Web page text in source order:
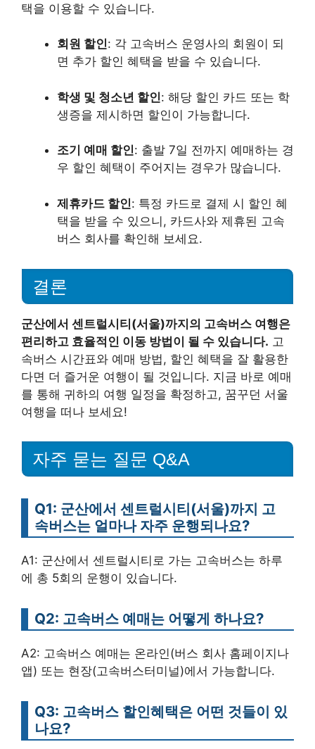
택을 이용할 수 있습니다.
회원 할인: 각 고속버스 운영사의 회원이 되
면 추가 할인 혜택을 받을 수 있습니다.
학생 및 청소년 할인: 해당 할인 카드 또는 학
생증을 제시하면 할인이 가능합니다.
조기 예매 할인: 출발 7일 전까지 예매하는 경
우 할인 혜택이 주어지는 경우가 많습니다.
제휴카드 할인: 특정 카드로 결제 시 할인 혜
택을 받을 수 있으니, 카드사와 제휴된 고속
버스 회사를 확인해 보세요.
결론
군산에서 센트럴시티(서울)까지의 고속버스 여행은
편리하고 효율적인 이동 방법이 될 수 있습니다. 고
속버스 시간표와 예매 방법, 할인 혜택을 잘 활용한
다면 더 즐거운 여행이 될 것입니다. 지금 바로 예매
를 통해 귀하의 여행 일정을 확정하고, 꿈꾸던 서울
여행을 떠나 보세요!
자주 묻는 질문 Q&A
Q1: 군산에서 센트럴시티(서울)까지 고
속버스는 얼마나 자주 운행되나요?
A1: 군산에서 센트럴시티로 가는 고속버스는 하루
에 총 5회의 운행이 있습니다.
Q2: 고속버스 예매는 어떻게 하나요?
A2: 고속버스 예매는 온라인(버스 회사 홈페이지나
앱) 또는 현장(고속버스터미널)에서 가능합니다.
Q3: 고속버스 할인혜택은 어떤 것들이 있
나요?